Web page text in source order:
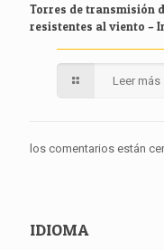
Torres de transmisión
resistentes al viento –
Leer más
los comentarios están
IDIOMA